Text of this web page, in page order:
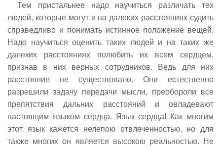
Тем пристальнее надо научиться различать тех
людей, которые могут и на далеких расстояниях судить
справедливо и понимать истинное положение вещей.
Надо научиться оценить таких людей и на таких же
далеких расстояниях полюбить их всем сердцем,
признав в них верных сотрудников. Ведь для них
расстояние не существовало. Они естественно
разрешили задачу передачи мысли, преобороли все
препятствия дальних расстояний и овладевают
настоящим языком сердца. Язык сердца! Как многим
этот язык кажется нелепою отвлеченностью, но для
также многих он является высокою реальностью. Не